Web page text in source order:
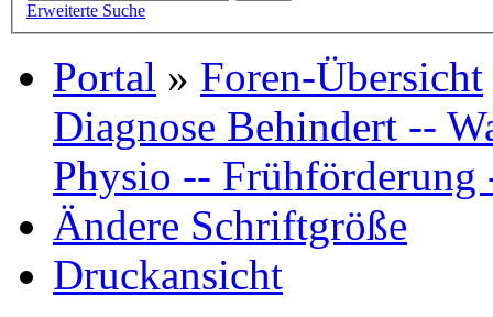
Erweiterte Suche
Portal » Foren-Übersicht
Diagnose Behindert --
Physio -- Frühförderung
Ändere Schriftgröße
Druckansicht